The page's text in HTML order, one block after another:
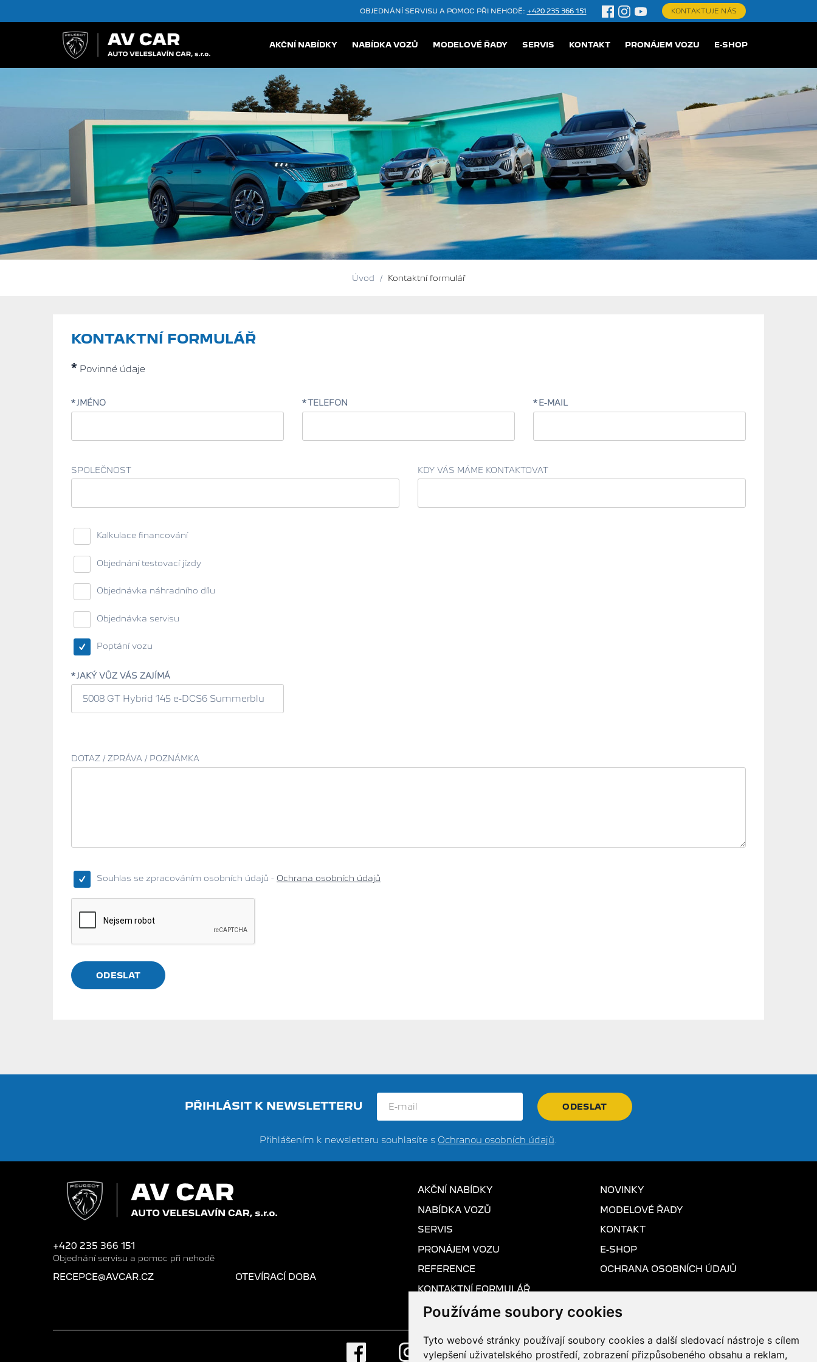
Používáme soubory cookies
Tyto webové stránky používají soubory cookies a další sledovací nástroje s cílem
vylepšení uživatelského prostředí, zobrazení přizpůsobeného obsahu a reklam,
OBJEDNÁNÍ SERVISU A POMOC PŘI NEHODĚ: +420 235 366 151 KONTAKTUJE NÁS
AKČNÍ NABÍDKY NABÍDKA VOZŮ MODELOVÉ ŘADY SERVIS KONTAKT PRONÁJEM VOZU E-SHOP
Úvod / Kontaktní formulář
KONTAKTNÍ FORMULÁŘ
* Povinné údaje
JMÉNO TELEFON E-MAIL
SPOLEČNOST KDY VÁS MÁME KONTAKTOVAT
Kalkulace financování
Objednání testovací jízdy
Objednávka náhradního dílu
Objednávka servisu
Poptání vozu
JAKÝ VŮZ VÁS ZAJÍMÁ
DOTAZ / ZPRÁVA / POZNÁMKA
Souhlas se zpracováním osobních údajů - Ochrana osobních údajů
PŘIHLÁSIT K NEWSLETTERU
Přihlášením k newsletteru souhlasíte s Ochranou osobních údajů.
+420 235 366 151
Objednání servisu a pomoc při nehodě
RECEPCE@AVCAR.CZ OTEVÍRACÍ DOBA
AKČNÍ NABÍDKY
NOVINKY
NABÍDKA VOZŮ
MODELOVÉ ŘADY
SERVIS
KONTAKT
PRONÁJEM VOZU
E-SHOP
REFERENCE
OCHRANA OSOBNÍCH ÚDAJŮ
KONTAKTNÍ FORMULÁŘ